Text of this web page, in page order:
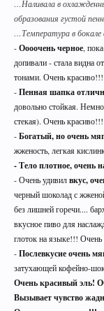
форума.
переписки,
имеют
Этот сайт
пользоваться
на
Узнать больше.
…Наливала в
образования густой
…Температура в
-Оооочень черное,
допивали - стала видна
тонами. Очень красиво!!!
-Пенная шапка
довольно стойкая.
стекая). Очень красиво!!!
-Богатый, но очень
жженость, легкая
- Тело плотное, очень
- Очень удивилвкус,
черный шоколад с
без лишней горечи....
вкусное пиво для
глоток на языке!!!
-Послевкусие очень
затухающей кофейно-
Очень красивый эль!
Вызывает чувство